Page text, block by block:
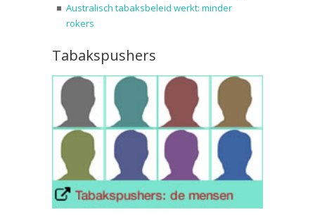
Australisch tabaksbeleid werkt: minder
rokers
Tabakspushers